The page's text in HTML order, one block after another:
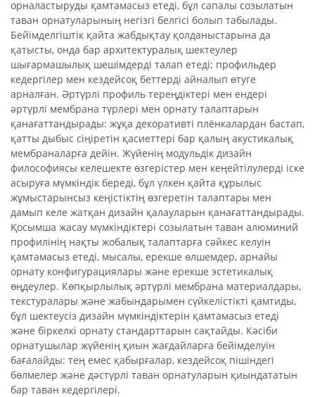
орналастыруды қамтамасыз етеді, бұл сапалы созылатын
таван орнатуларының негізгі белгісі болып табылады.
Бейімделгіштік қайта жабдықтау қолданыстарына да
қатысты, онда бар архитектуралық шектеулер
шығармашылық шешімдерді талап етеді; профильдер
кедергілер мен кездейсоқ беттерді айналып өтуге
арналған. Әртүрлі профиль тереңдіктері мен ендері
әртүрлі мембрана түрлері мен орнату талаптарын
қанағаттандырады: жұқа декоративті плёнкалардан бастап,
қатты дыбыс сіңіретін қасиеттері бар қалың акустикалық
мембраналарға дейін. Жүйенің модульдік дизайн
философиясы келешекте өзгерістер мен кеңейтілулерді іске
асыруға мүмкіндік береді, бұл үлкен қайта құрылыс
жұмыстарынсыз кеңістіктің өзгеретін талаптары мен
дамып келе жатқан дизайн қалауларын қанағаттандырады.
Қосымша жасау мүмкіндіктері созылатын таван алюминий
профилінің нақты жобалық талаптарға сәйкес келуін
қамтамасыз етеді, мысалы, ерекше өлшемдер, арнайы
орнату конфигурациялары және ерекше эстетикалық
өңдеулер. Көпқырлылық әртүрлі мембрана материалдары,
текстуралары және жабындарымен сүйкелістікті қамтиды,
бұл шектеусіз дизайн мүмкіндіктерін қамтамасыз етеді
және біркелкі орнату стандарттарын сақтайды. Кәсіби
орнатушылар жүйенің қиын жағдайларға бейімделуін
бағалайды: тең емес қабырғалар, кездейсоқ пішіндегі
бөлмелер және дәстүрлі таван орнатуларын қиындататын
бар таван кедергілері.